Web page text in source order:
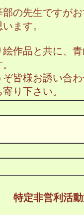
部の先生ですが
います。
絵作品と共に、
ぞ皆様お誘い合
り下さい。
特定非営利活